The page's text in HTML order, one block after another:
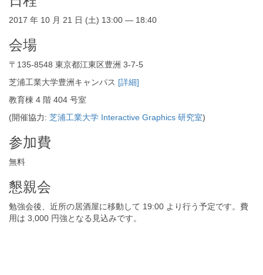
2017 年 10 月 21 日 (土) 13:00 — 18:40
会場
〒135-8548 東京都江東区豊洲 3-7-5
芝浦工業大学豊洲キャンパス [詳細]
教育棟 4 階 404 号室
(開催協力: 芝浦工業大学 Interactive Graphics 研究室)
参加費
無料
懇親会
勉強会後、近所の居酒屋に移動して 19:00 より行う予定です。費
用は 3,000 円強となる見込みです。